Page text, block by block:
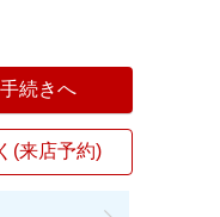
続きへ
(来店予約)